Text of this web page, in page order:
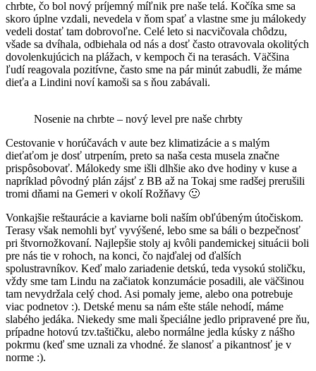
chrbte, čo bol nový príjemný míľnik pre naše telá. Kočíka sme sa
skoro úplne vzdali, nevedela v ňom spať a vlastne sme ju málokedy
vedeli dostať tam dobrovoľne. Celé leto si nacvičovala chôdzu,
všade sa dvíhala, odbiehala od nás a dosť často otravovala okolitých
dovolenkujúcich na plážach, v kempoch či na terasách. Väčšina
ľudí reagovala pozitívne, často sme na pár minút zabudli, že máme
dieťa a Lindini noví kamoši sa s ňou zabávali.
Nosenie na chrbte – nový level pre naše chrbty
Cestovanie v horúčavách v aute bez klimatizácie a s malým
dieťaťom je dosť utrpením, preto sa naša cesta musela značne
prispôsobovať. Málokedy sme išli dlhšie ako dve hodiny v kuse a
napríklad pôvodný plán zájsť z BB až na Tokaj sme radšej prerušili
tromi dňami na Gemeri v okolí Rožňavy 🙂
Vonkajšie reštaurácie a kaviarne boli naším obľúbeným útočiskom.
Terasy však nemohli byť vyvýšené, lebo sme sa báli o bezpečnosť
pri štvornožkovaní. Najlepšie stoly aj kvôli pandemickej situácii boli
pre nás tie v rohoch, na konci, čo najďalej od ďalších
spolustravníkov. Keď malo zariadenie detskú, teda vysokú stoličku,
vždy sme tam Lindu na začiatok konzumácie posadili, ale väčšinou
tam nevydržala celý chod. Asi pomaly jeme, alebo ona potrebuje
viac podnetov :). Detské menu sa nám ešte stále nehodí, máme
slabého jedáka. Niekedy sme mali špeciálne jedlo pripravené pre ňu,
prípadne hotovú tzv.taštičku, alebo normálne jedla kúsky z nášho
pokrmu (keď sme uznali za vhodné. že slanosť a pikantnosť je v
norme :).